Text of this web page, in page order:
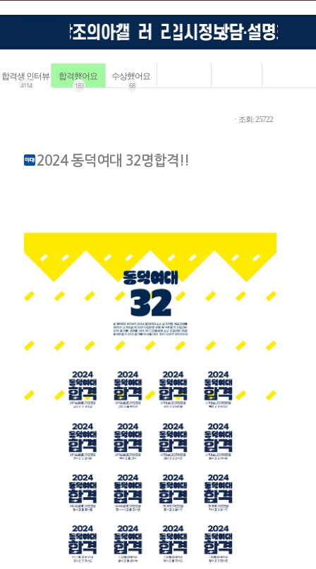
합격생 인터뷰
4114
합격했어요
183
수상했어요
68
ㆍ조회: 25722
2024 동덕여대 32명합격!!